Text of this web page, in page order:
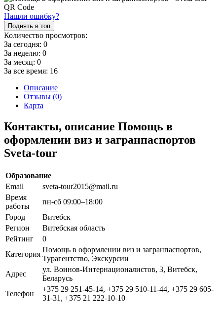
Нашли ошибку?
Поднять в топ
Количество просмотров:
За сегодня: 0
За неделю: 0
За месяц: 0
За все время: 16
Описание
Отзывы (0)
Карта
Контакты, описание Помощь в
оформлении виз и загранпаспортов
Sveta-tour
Образование
Email
sveta-tour2015@mail.ru
Время
работы
пн-сб 09:00–18:00
Город
Витебск
Регион
Витебская область
Рейтинг
0
Категория
Помощь в оформлении виз и загранпаспортов,
Турагентство, Экскурсии
Адрес
ул. Воинов-Интернационалистов, 3, Витебск,
Беларусь
Телефон
+375 29 251-45-14, +375 29 510-11-44, +375 29 605-
31-31, +375 21 222-10-10